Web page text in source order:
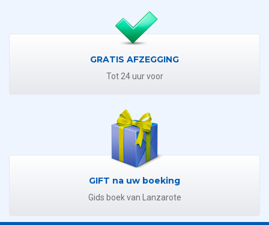
GRATIS AFZEGGING
Tot 24 uur voor
GIFT na uw boeking
Gids boek van Lanzarote